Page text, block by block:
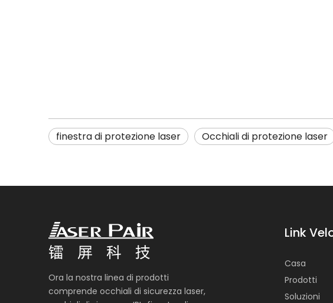
finestra di protezione laser Occhiali di protezione laser
Ora la nostra linea di prodotti
comprende occhiali di sicurezza laser,
Link
Casa
Prodotti
Soluzioni